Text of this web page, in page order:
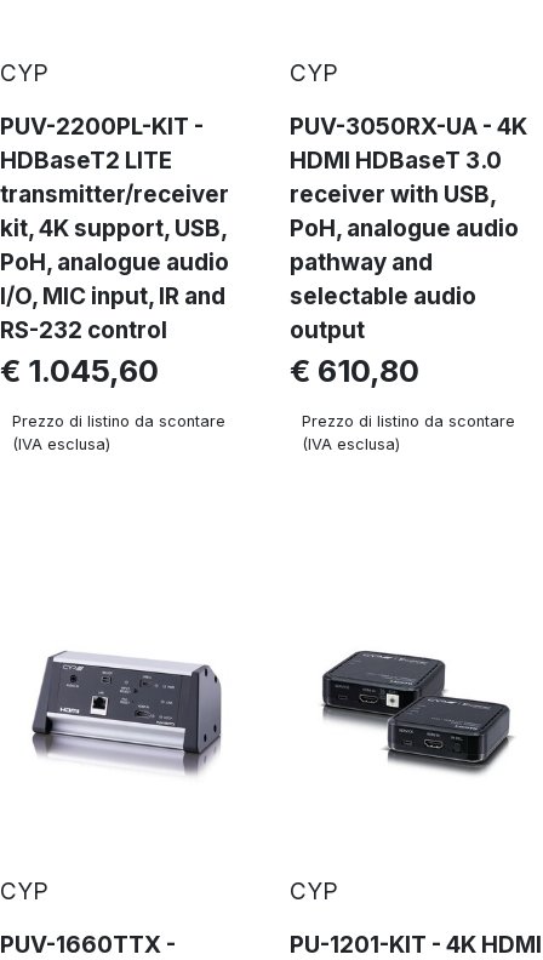
CYP
PUV-2200PL-KIT -
HDBaseT2 LITE
transmitter/receiver
kit, 4K support, USB,
PoH, analogue audio
I/O, MIC input, IR and
RS-232 control
€ 1.045,60
Prezzo di listino da scontare
(IVA esclusa)
CYP
PUV-3050RX-UA - 4K
HDMI HDBaseT 3.0
receiver with USB,
PoH, analogue audio
pathway and
selectable audio
output
€ 610,80
Prezzo di listino da scontare
(IVA esclusa)
CYP
PUV-1660TTX -
CYP
PU-1201-KIT - 4K HDMI